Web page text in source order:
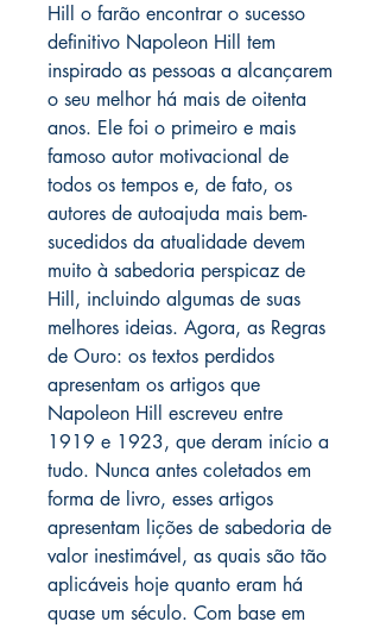
Hill o farão encontrar o sucesso
definitivo Napoleon Hill tem
inspirado as pessoas a alcançarem
o seu melhor há mais de oitenta
anos. Ele foi o primeiro e mais
famoso autor motivacional de
todos os tempos e, de fato, os
autores de autoajuda mais bem-
sucedidos da atualidade devem
muito à sabedoria perspicaz de
Hill, incluindo algumas de suas
melhores ideias. Agora, as Regras
de Ouro: os textos perdidos
apresentam os artigos que
Napoleon Hill escreveu entre
1919 e 1923, que deram início a
tudo. Nunca antes coletados em
forma de livro, esses artigos
apresentam lições de sabedoria de
valor inestimável, as quais são tão
aplicáveis hoje quanto eram há
quase um século. Com base em